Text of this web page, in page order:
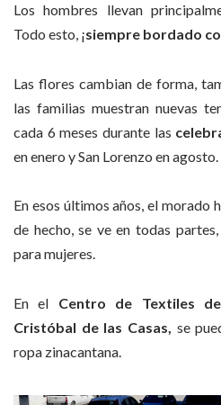
Los hombres llevan
Todo esto, ¡siempre bordado
Las flores cambian de forma,
las familias muestran nuevas
cada 6 meses durante las
en enero y San Lorenzo en agosto.
En esos últimos años, el morado
de hecho, se ve en todas
para mujeres.
En el Centro de Textiles
Cristóbal de las Casas, se
ropa zinacantana.